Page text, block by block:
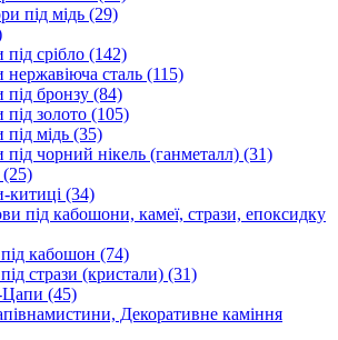
під мідь (29)
під срібло (142)
нержавіюча сталь (115)
під бронзу (84)
під золото (105)
під мідь (35)
під чорний нікель (ганметалл) (31)
(25)
китиці (34)
під кабошони, камеї, стрази, епоксидку
кабошон (74)
стрази (кристали) (31)
(45)
Декоративне каміння